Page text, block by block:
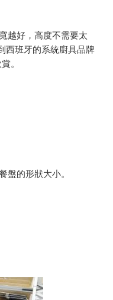
越好，高度不需要太
西班牙的系統廚具品牌
。
盤的形狀大小。